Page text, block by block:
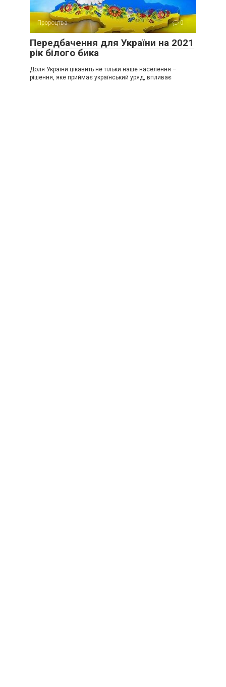
Пророцтва 0
Передбачення для України на 2021
рік білого бика
Доля України цікавить не тільки наше населення –
рішення, яке приймає український уряд, впливає